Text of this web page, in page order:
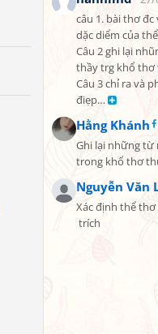
câu 1. bài thơ
dặc diểm của
Câu 2 ghi lại
thầy trg khổ thơ
Câu 3 chỉ ra và
điẹp…
Hằng Khánh
Ghi lại những
trong khổ thơ
Nguyễn Văn
Xác định thể thơ
trích